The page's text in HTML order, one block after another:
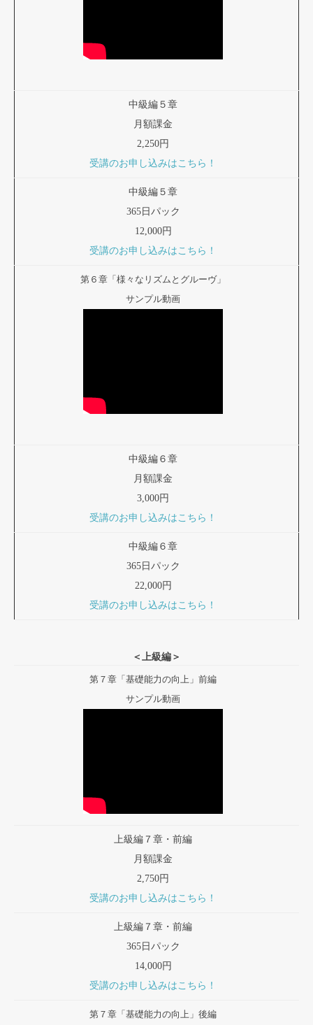
中級編５章
月額課金
2,250円
受講のお申し込みはこちら！
中級編５章
365日パック
12,000円
受講のお申し込みはこちら！
第６章「様々なリズムとグルーヴ」
サンプル動画
中級編６章
月額課金
3,000円
受講のお申し込みはこちら！
中級編６章
365日パック
22,000円
受講のお申し込みはこちら！
＜上級編＞
第７章「基礎能力の向上」前編
サンプル動画
上級編７章・前編
月額課金
2,750円
受講のお申し込みはこちら！
上級編７章・前編
365日パック
14,000円
受講のお申し込みはこちら！
第７章「基礎能力の向上」後編